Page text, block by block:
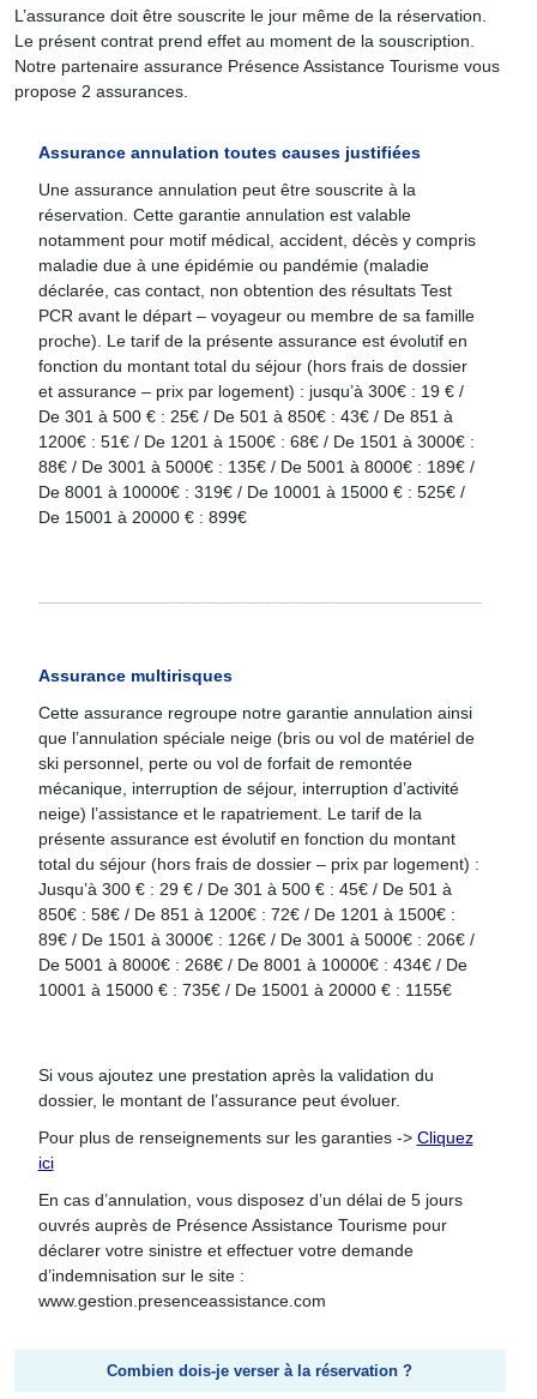
L’assurance doit être souscrite le jour même de la réservation.
Le présent contrat prend effet au moment de la souscription.
Notre partenaire assurance Présence Assistance Tourisme vous
propose 2 assurances.
Assurance annulation toutes causes justifiées
Une assurance annulation peut être souscrite à la
réservation. Cette garantie annulation est valable
notamment pour motif médical, accident, décès y compris
maladie due à une épidémie ou pandémie (maladie
déclarée, cas contact, non obtention des résultats Test
PCR avant le départ – voyageur ou membre de sa famille
proche). Le tarif de la présente assurance est évolutif en
fonction du montant total du séjour (hors frais de dossier
et assurance – prix par logement) : jusqu’à 300€ : 19 € /
De 301 à 500 € : 25€ / De 501 à 850€ : 43€ / De 851 à
1200€ : 51€ / De 1201 à 1500€ : 68€ / De 1501 à 3000€ :
88€ / De 3001 à 5000€ : 135€ / De 5001 à 8000€ : 189€ /
De 8001 à 10000€ : 319€ / De 10001 à 15000 € : 525€ /
De 15001 à 20000 € : 899€
Assurance multirisques
Cette assurance regroupe notre garantie annulation ainsi
que l’annulation spéciale neige (bris ou vol de matériel de
ski personnel, perte ou vol de forfait de remontée
mécanique, interruption de séjour, interruption d’activité
neige) l’assistance et le rapatriement. Le tarif de la
présente assurance est évolutif en fonction du montant
total du séjour (hors frais de dossier – prix par logement) :
Jusqu’à 300 € : 29 € / De 301 à 500 € : 45€ / De 501 à
850€ : 58€ / De 851 à 1200€ : 72€ / De 1201 à 1500€ :
89€ / De 1501 à 3000€ : 126€ / De 3001 à 5000€ : 206€ /
De 5001 à 8000€ : 268€ / De 8001 à 10000€ : 434€ / De
10001 à 15000 € : 735€ / De 15001 à 20000 € : 1155€
Si vous ajoutez une prestation après la validation du
dossier, le montant de l’assurance peut évoluer.
Pour plus de renseignements sur les garanties -> Cliquez
ici
En cas d’annulation, vous disposez d’un délai de 5 jours
ouvrés auprès de Présence Assistance Tourisme pour
déclarer votre sinistre et effectuer votre demande
d’indemnisation sur le site :
www.gestion.presenceassistance.com
Combien dois-je verser à la réservation ?